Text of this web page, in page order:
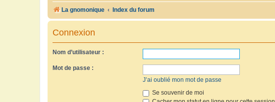
La gnomonique Index du forum
Connexion
Nom d’utilisateur :
Mot de passe :
J’ai oublié mon mot de passe
Se souvenir de moi